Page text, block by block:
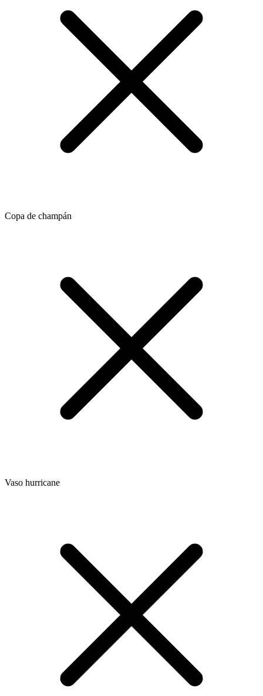
Copa de champán
Vaso hurricane